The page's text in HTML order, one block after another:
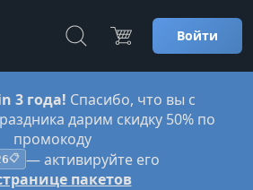
Войти
3 года! Спасибо, что вы с
дарим скидку 50% по
промокоду
📋 — активируйте его
пакетов